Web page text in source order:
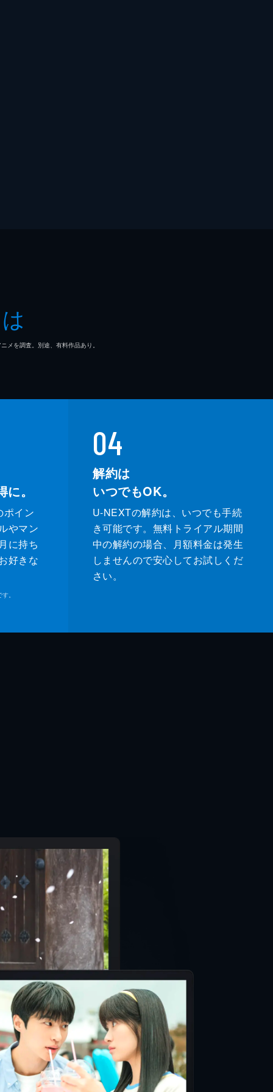
を調査。別途、有料作品あり。
。
ポイン
やマン
に持ち
好きな
。
04
解約は
いつでもOK。
U-NEXTの解約は、いつでも手続
き可能です。無料トライアル期間
中の解約の場合、月額料金は発生
しませんので安心してお試しくだ
さい。